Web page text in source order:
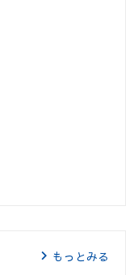
もっとみる